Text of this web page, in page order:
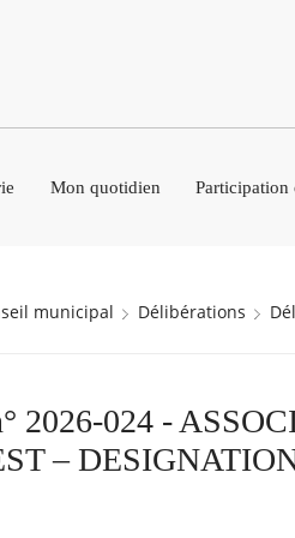
Mon quotidien Participation
municipal Délibérations
2026-024 -
–